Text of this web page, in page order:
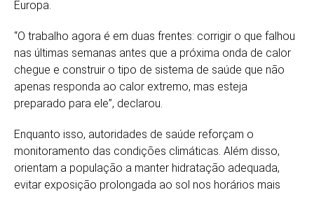
Europa.
“O trabalho agora é em duas frentes: corrigir o que falhou
nas últimas semanas antes que a próxima onda de calor
chegue e construir o tipo de sistema de saúde que não
apenas responda ao calor extremo, mas esteja
preparado para ele”, declarou.
Enquanto isso, autoridades de saúde reforçam o
monitoramento das condições climáticas. Além disso,
orientam a população a manter hidratação adequada,
evitar exposição prolongada ao sol nos horários mais